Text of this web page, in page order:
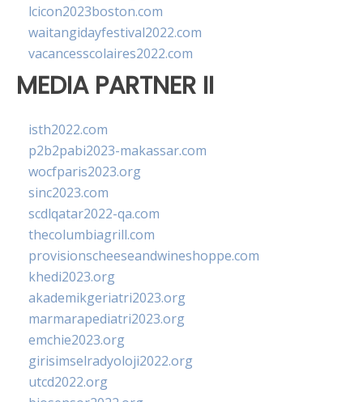
lcicon2023boston.com
waitangidayfestival2022.com
vacancesscolaires2022.com
MEDIA PARTNER II
isth2022.com
p2b2pabi2023-makassar.com
wocfparis2023.org
sinc2023.com
scdlqatar2022-qa.com
thecolumbiagrill.com
provisionscheeseandwineshoppe.com
khedi2023.org
akademikgeriatri2023.org
marmarapediatri2023.org
emchie2023.org
girisimselradyoloji2022.org
utcd2022.org